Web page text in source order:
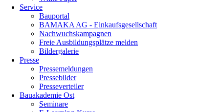
Service
Bauportal
BAMAKA AG - Einkaufsgesellschaft
Nachwuchskampagnen
Freie Ausbildungsplätze melden
Bildergalerie
Presse
Pressemeldungen
Pressebilder
Presseverteiler
Bauakademie Ost
Seminare